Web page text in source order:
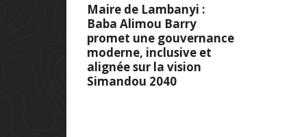
Maire de Lambanyi :
Baba Alimou Barry
promet une gouvernance
moderne, inclusive et
alignée sur la vision
Simandou 2040